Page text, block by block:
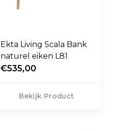
Ekta Living Scala Bank
naturel eiken L81
€535,00
Bekijk Product